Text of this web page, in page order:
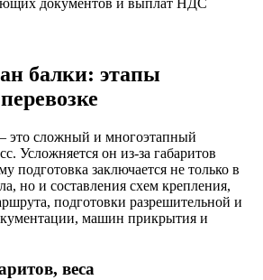
балки: этапы
это сложный и многоэтапный
Усложняется он из-за габаритов
подготовка заключается не только в
но и составления схем крепления,
подготовки разрешительной и
машин прикрытия и
веса